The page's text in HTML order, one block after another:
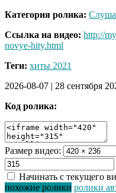
Категория ролика:
Ссылка на видео: http://
novye-hity.html
Теги: хиты 2021
2026-08-07 | 28 сентября
Код ролика:
Размер видео:
Начинать с текущего
похожие ролики ролики